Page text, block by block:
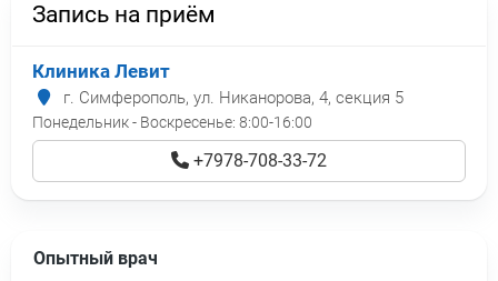
Запись на приём
Клиника Левит
г. Симферополь, ул. Никанорова, 4, секция 5
Понедельник - Воскресенье: 8:00-16:00
+7978-708-33-72
Опытный врач